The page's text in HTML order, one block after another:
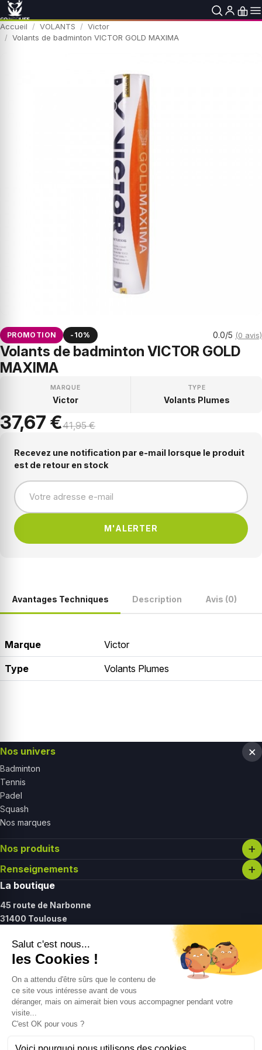
Accueil VOLANTS
Victor
Volants de badminton VICTOR GOLD MAXIMA
PROMOTION -10% 0.0/5 (0 avis)
Volants de badminton VICTOR GOLD
MAXIMA
MARQUE
Victor
TYPE
Volants Plumes
37,67 €41,95 €
Recevez une notification par e-mail lorsque le produit
est de retour en stock
M'ALERTER
Avantages Techniques Description Avis (0)
Marque Victor
Type Volants Plumes
Nos univers
Badminton
Tennis
Padel
Squash
Nos marques
Nos produits
Renseignements
La boutique
45 route de Narbonne
31400 Toulouse
Mardi - vendredi :11h - 19h30
Samedi :
11h - 17h
Contact
09 61 27 37 12
contact@gointolife.com